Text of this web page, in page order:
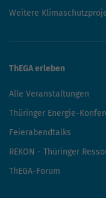
Weitere
ThEGA erleben
Alle Veranstaltungen
Thüringer Energie-
Feierabendtalks
REKON - Thüringer
ThEGA-Forum